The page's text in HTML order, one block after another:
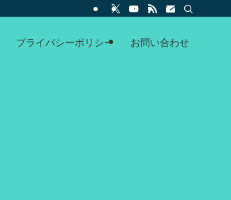
プライバシーポリシー お問い合わせ